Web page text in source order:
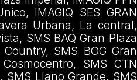
IMAGIQ SES GRAN
Urbana, La central,
SMS BAQ Gran Plaza
SMS BOG Gran
SMS CTN
SMS Llano Grande, SMS